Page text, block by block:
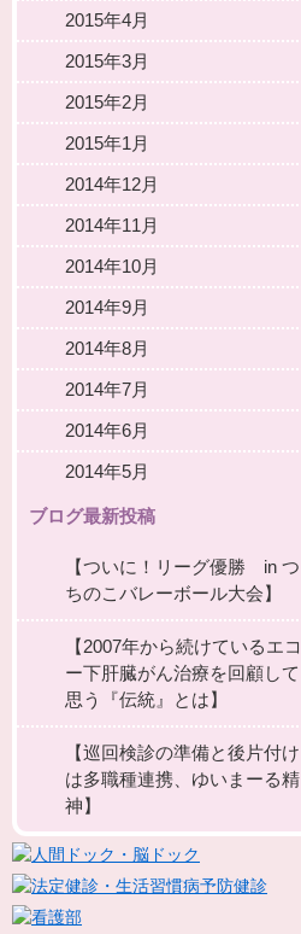
2015年4月
2015年3月
2015年2月
2015年1月
2014年12月
2014年11月
2014年10月
2014年9月
2014年8月
2014年7月
2014年6月
2014年5月
ブログ最新投稿
【ついに！リーグ優勝 in つ
ちのこバレーボール大会】
【2007年から続けているエコ
ー下肝臓がん治療を回顧して
思う『伝統』とは】
【巡回検診の準備と後片付け
は多職種連携、ゆいまーる精
神】